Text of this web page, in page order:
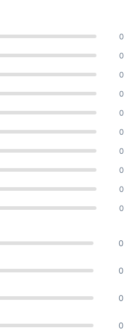
0
0
0
0
0
0
0
0
0
0
0
0
0
0